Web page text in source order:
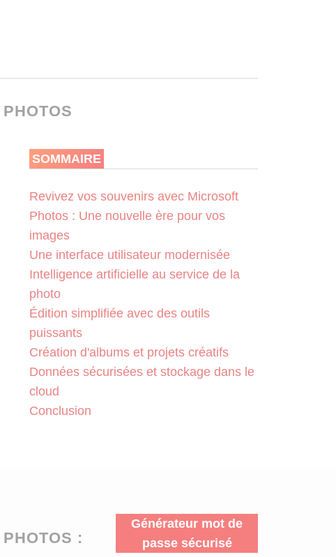
SOMMAIRE
Revivez vos souvenirs avec Microsoft
Photos : Une nouvelle ère pour vos
images
Une interface utilisateur modernisée
Intelligence artificielle au service de la
photo
Édition simplifiée avec des outils
puissants
Création d'albums et projets créatifs
Données sécurisées et stockage dans le
cloud
Conclusion
:
Générateur mot de
passe sécurisé